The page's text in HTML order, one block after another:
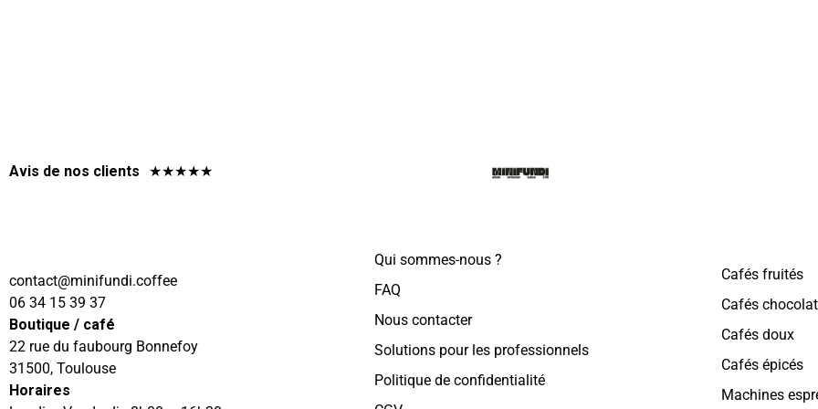
Avis de nos clients ★★★★★
eeffoc.idnufinim
@tcatnoc
06 34 15 39 37
Boutique / café
22 rue du faubourg Bonnefoy
31500, Toulouse
Horaires
Qui sommes-nous ?
FAQ
Nous contacter
Solutions pour les professionnels
Politique de confidentialité
Cafés fruités
Cafés
Cafés doux
Cafés épicés
Machines